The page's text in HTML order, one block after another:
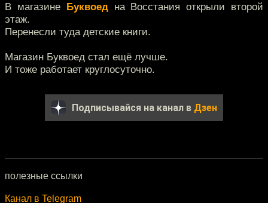
В магазине Буквоедна Восстания открыли второй
этаж.
Перенесли туда детские книги.
Магазин Буквоед стал ещё лучше.
И тоже работает круглосуточно.
Подписывайся на канал в Дзен
полезные ссылки
Канал в Telegram